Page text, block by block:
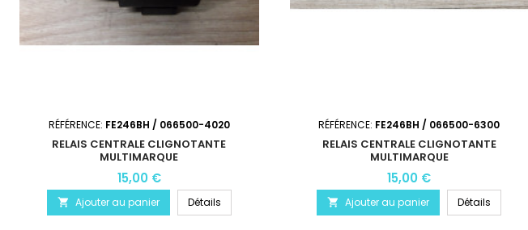
RÉFÉRENCE: FE246BH / 066500-4020
RELAIS CENTRALE CLIGNOTANTE
MULTIMARQUE
15,00 €
 Ajouter au panier Détails
RÉFÉRENCE: FE246BH / 066500-6300
RELAIS CENTRALE CLIGNOTANTE
MULTIMARQUE
15,00 €
 Ajouter au panier Détails